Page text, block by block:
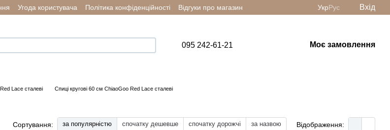
Угода користувача Політика конфіденційності Відгуки про магазин УкрРус Вхід
095 242-61-21 Моє замовлення
Lace сталеві Спиці кругові 60 см ChiaoGoo Red Lace сталеві
Сортування: за популярністю спочатку дешевше спочатку дорожчі за назвою Відображення: